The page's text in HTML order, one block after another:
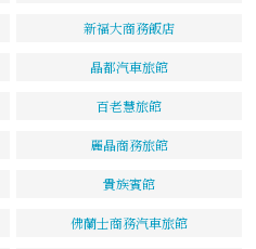
新福大商務飯店
晶都汽車旅館
百老慧旅館
麗晶商務旅館
貴族賓館
佛蘭士商務汽車旅館